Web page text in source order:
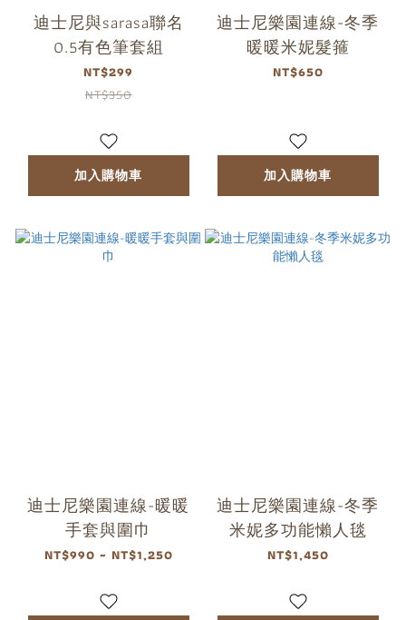
迪士尼與sarasa聯名
0.5有色筆套組
NT$299
NT$350
加入購物車
迪士尼樂園連線-冬季
暖暖米妮髮箍
NT$650
加入購物車
迪士尼樂園連線-暖暖
手套與圍巾
NT$990 ~ NT$1,250
迪士尼樂園連線-冬季
米妮多功能懶人毯
NT$1,450